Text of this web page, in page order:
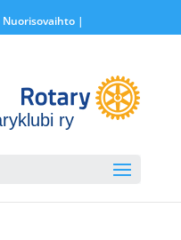
Nuorisovaihto|
ry